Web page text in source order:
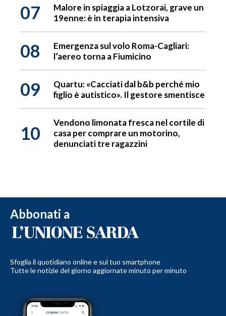
07
Malore in spiaggia a Lotzorai, grave un
19enne: è in terapia intensiva
08
Emergenza sul volo Roma-Cagliari:
l’aereo torna a Fiumicino
09
Quartu: «Cacciati dal b&b perché mio
figlio è autistico». Il gestore smentisce
10
Vendono limonata fresca nel cortile di
casa per comprare un motorino,
denunciati tre ragazzini
Abbonati a
Sfoglia il quotidiano online e sul tuo smartphone
Tutte le notizie del giorno aggiornate minuto per minuto